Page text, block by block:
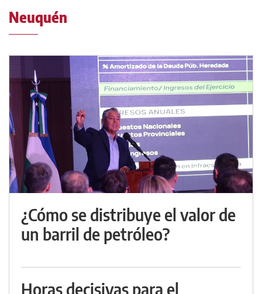
Neuquén
¿Cómo se distribuye el valor de
un barril de petróleo?
Horas decisivas para el